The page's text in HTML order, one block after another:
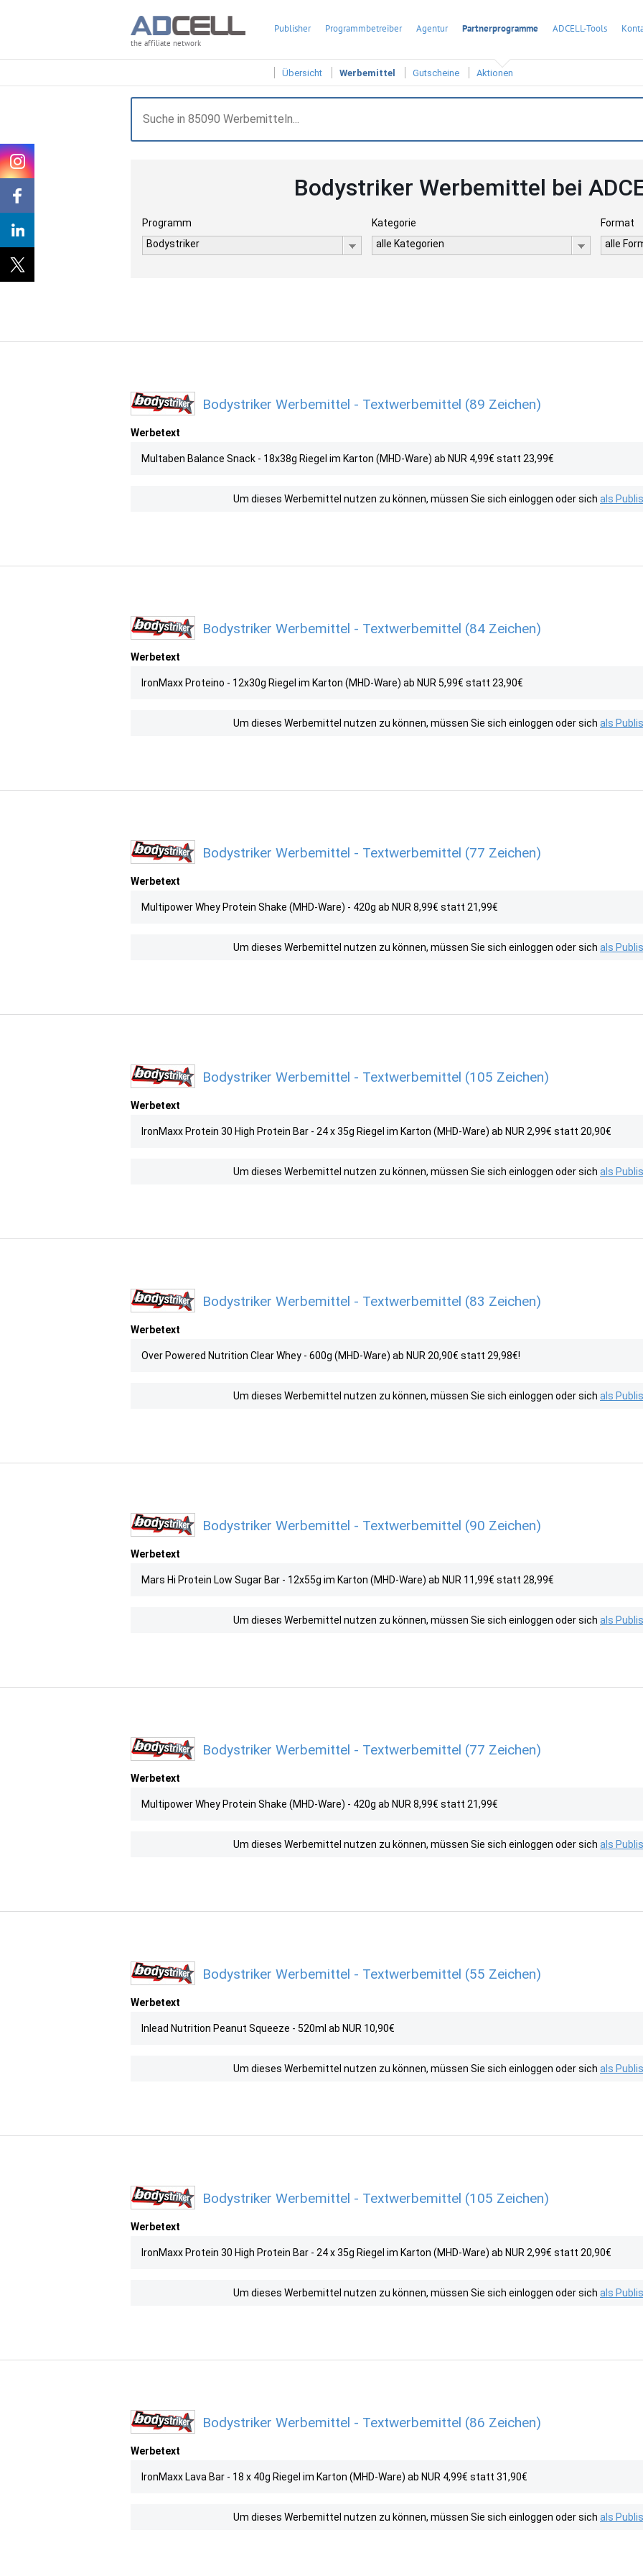
the affiliate network
Publisher Programmbetreiber Agentur Partnerprogramme ADCELL-Tools
Übersicht Werbemittel Gutscheine Aktionen
Bodystriker Werbemittel bei
Programm
Bodystriker
Kategorie
alle Kategorien
Format
alle
Bodystriker Werbemittel - Textwerbemittel (89 Zeichen)
Werbetext
Multaben Balance Snack - 18x38g Riegel im Karton (MHD-Ware) ab NUR 4,99€ statt 23,99€
Um dieses Werbemittel nutzen zu können, müssen Sie sich einloggen oder sich als
Bodystriker Werbemittel - Textwerbemittel (84 Zeichen)
Werbetext
IronMaxx Proteino - 12x30g Riegel im Karton (MHD-Ware) ab NUR 5,99€ statt 23,90€
Um dieses Werbemittel nutzen zu können, müssen Sie sich einloggen oder sich als
Bodystriker Werbemittel - Textwerbemittel (77 Zeichen)
Werbetext
Multipower Whey Protein Shake (MHD-Ware) - 420g ab NUR 8,99€ statt 21,99€
Um dieses Werbemittel nutzen zu können, müssen Sie sich einloggen oder sich als
Bodystriker Werbemittel - Textwerbemittel (105 Zeichen)
Werbetext
IronMaxx Protein 30 High Protein Bar - 24 x 35g Riegel im Karton (MHD-Ware) ab NUR 2,99€ statt 20,90€
Um dieses Werbemittel nutzen zu können, müssen Sie sich einloggen oder sich als
Bodystriker Werbemittel - Textwerbemittel (83 Zeichen)
Werbetext
Over Powered Nutrition Clear Whey - 600g (MHD-Ware) ab NUR 20,90€ statt 29,98€!
Um dieses Werbemittel nutzen zu können, müssen Sie sich einloggen oder sich als
Bodystriker Werbemittel - Textwerbemittel (90 Zeichen)
Werbetext
Mars Hi Protein Low Sugar Bar - 12x55g im Karton (MHD-Ware) ab NUR 11,99€ statt 28,99€
Um dieses Werbemittel nutzen zu können, müssen Sie sich einloggen oder sich als
Bodystriker Werbemittel - Textwerbemittel (77 Zeichen)
Werbetext
Multipower Whey Protein Shake (MHD-Ware) - 420g ab NUR 8,99€ statt 21,99€
Um dieses Werbemittel nutzen zu können, müssen Sie sich einloggen oder sich als
Bodystriker Werbemittel - Textwerbemittel (55 Zeichen)
Werbetext
Inlead Nutrition Peanut Squeeze - 520ml ab NUR 10,90€
Um dieses Werbemittel nutzen zu können, müssen Sie sich einloggen oder sich als
Bodystriker Werbemittel - Textwerbemittel (105 Zeichen)
Werbetext
IronMaxx Protein 30 High Protein Bar - 24 x 35g Riegel im Karton (MHD-Ware) ab NUR 2,99€ statt 20,90€
Um dieses Werbemittel nutzen zu können, müssen Sie sich einloggen oder sich als
Bodystriker Werbemittel - Textwerbemittel (86 Zeichen)
Werbetext
IronMaxx Lava Bar - 18 x 40g Riegel im Karton (MHD-Ware) ab NUR 4,99€ statt 31,90€
Um dieses Werbemittel nutzen zu können, müssen Sie sich einloggen oder sich als